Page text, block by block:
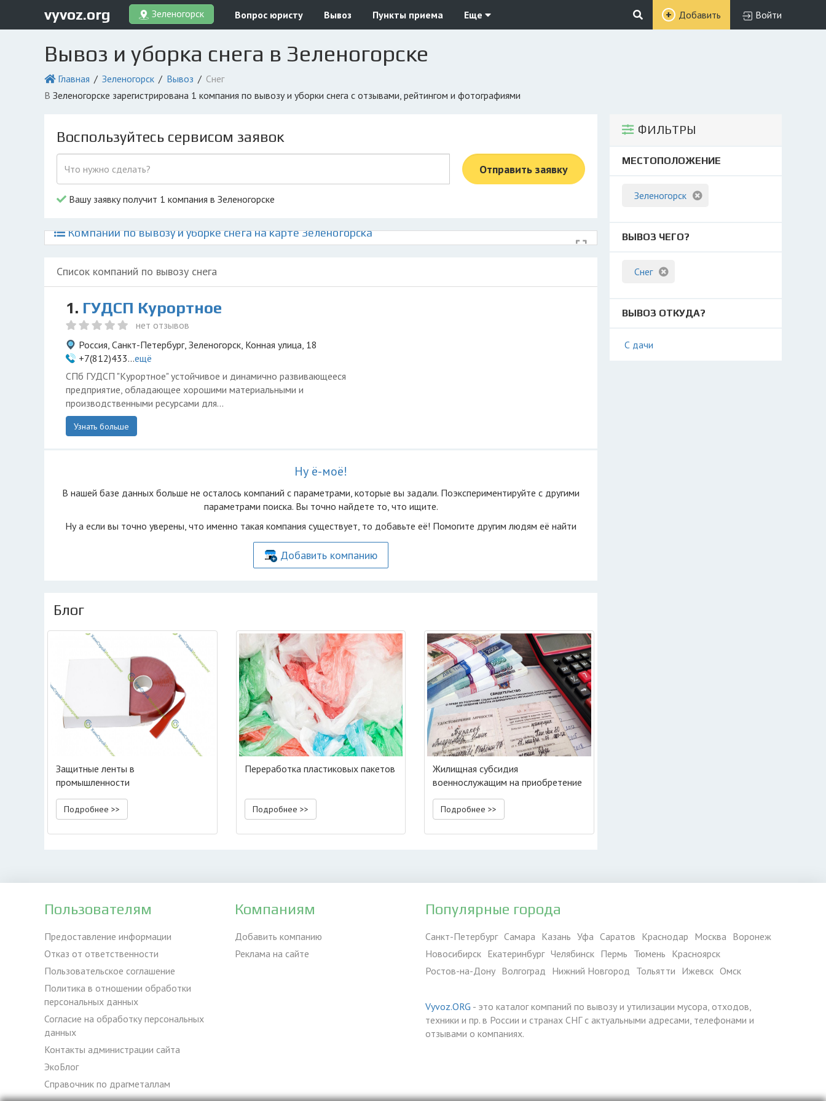
vyvoz.org Зеленогорск Вопрос юристу Вывоз Пункты приема Еще Добавить Войти
Вывоз и уборка снега в Зеленогорске
Главная Зеленогорск Вывоз
Снег
в Зеленогорске зарегистрирована 1 компания по вывозу и уборки снега с отзывами, рейтингом и фотографиями
ФИЛЬТРЫ
МЕСТОПОЛОЖЕНИЕ
Зеленогорск
ВЫВОЗ ЧЕГО?
Снег
ВЫВОЗ ОТКУДА?
С дачи
Воспользуйтесь сервисом заявок
Отправить заявку
Вашу заявку получит 1 компания в Зеленогорске
Компании по вывозу и уборке снега на карте Зеленогорска
Список компаний по вывозу снега
1. ГУДСП Курортное
нет отзывов
Россия, Санкт-Петербург, Зеленогорск, Конная улица, 18
+7(812)433...ещё
СПб ГУДСП "Курортное" устойчивое и динамично развивающееся
предприятие, обладающее хорошими материальными и
производственными ресурсами для...
Узнать больше
Ну ё-моё!
В нашей базе данных больше не осталоcь компаний с параметрами, которые вы задали. Поэкспериментируйте с другими
параметрами поиска. Вы точно найдете то, что ищите.
Ну а если вы точно уверены, что именно такая компания существует, то добавьте её! Помогите другим людям её найти
Добавить компанию
Блог
Защитные ленты в
промышленности
Подробнее >>
Переработка пластиковых пакетов
Подробнее >>
Жилищная субсидия
военнослужащим на приобретение
жилья
Подробнее >>
Пользователям
Предоставление информации
Отказ от ответственности
Пользовательское соглашение
Политика в отношении обработки
персональных данных
Согласие на обработку персональных
данных
Контакты администрации сайта
ЭкоБлог
Справочник по драгметаллам
Компаниям
Добавить компанию
Реклама на сайте
Популярные города
Санкт-Петербург Самара Казань Уфа Саратов Краснодар Москва Воронеж
Новосибирск Екатеринбург Челябинск Пермь Тюмень Красноярск
Ростов-на-Дону Волгоград Нижний Новгород Тольятти Ижевск Омск
Vyvoz.ORG - это каталог компаний по вывозу и утилизации мусора, отходов,
техники и пр. в России и странах СНГ с актуальными адресами, телефонами и
отзывами о компаниях.